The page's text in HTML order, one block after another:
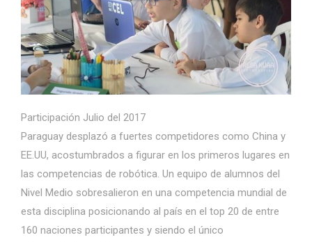
Participación Julio del 2017
Paraguay desplazó a fuertes competidores como China y
EE.UU, acostumbrados a figurar en los primeros lugares en
las competencias de robótica. Un equipo de alumnos del
Nivel Medio sobresalieron en una competencia mundial de
esta disciplina posicionando al país en el top 20 de entre
160 naciones participantes y siendo el único